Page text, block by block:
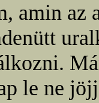
amin az
le ne